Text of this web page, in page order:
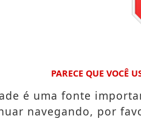
COM ATUAÇÃO
PARECE QUE VOCÊ
é uma fonte
navegando, por